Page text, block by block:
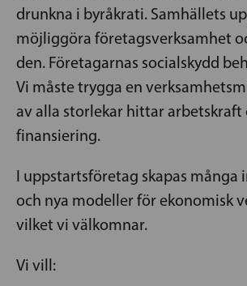
drunkna i byråkrati. Samhällets
möjliggöra företagsverksamhet
den. Företagarnas socialskydd
Vi måste trygga en
av alla storlekar hittar arbetskraft
finansiering.
I uppstartsföretag skapas många
och nya modeller för ekonomisk
vilket vi välkomnar.
Vi vill: